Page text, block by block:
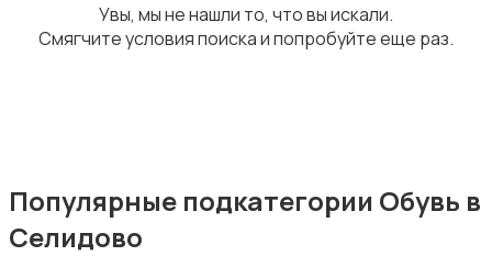
Увы, мы не нашли то, что вы искали.
Смягчите условия поиска и попробуйте еще раз.
Популярные подкатегории Обувь в
Селидово